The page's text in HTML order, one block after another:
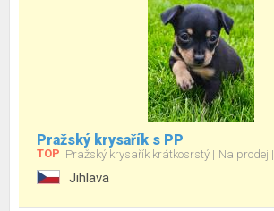
Pražský krysařík s PP
TOP Pražský krysařík krátkosrstý Na prodej
Jihlava